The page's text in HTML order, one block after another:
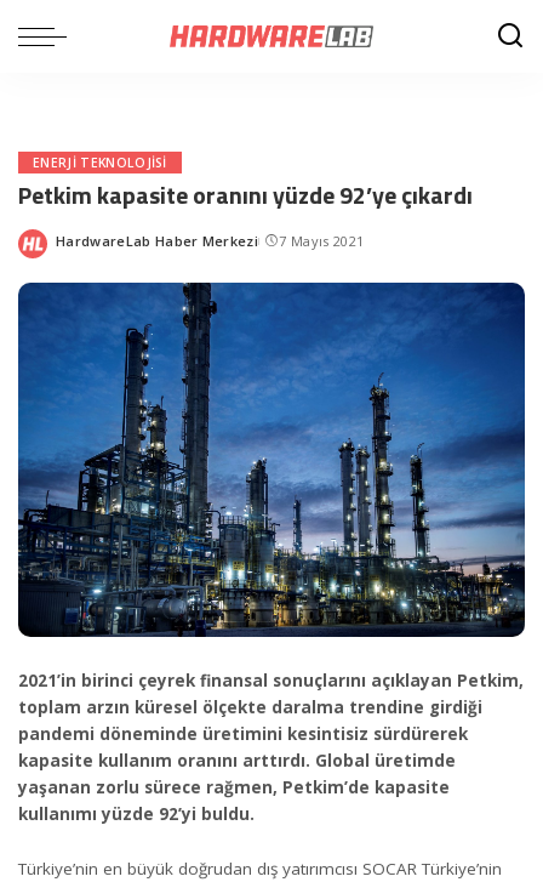
ENERJI TEKNOLOJISI
Petkim kapasite oranını yüzde 92’ye çıkardı
Posted
HardwareLab Haber Merkezi 7 Mayıs 2021
2021’in birinci çeyrek finansal sonuçlarını açıklayan Petkim,
toplam arzın küresel ölçekte daralma trendine girdiği
pandemi döneminde üretimini kesintisiz sürdürerek
kapasite kullanım oranını arttırdı. Global üretimde
yaşanan zorlu sürece rağmen, Petkim’de kapasite
kullanımı yüzde 92’yi buldu.
Türkiye’nin en büyük doğrudan dış yatırımcısı SOCAR Türkiye’nin